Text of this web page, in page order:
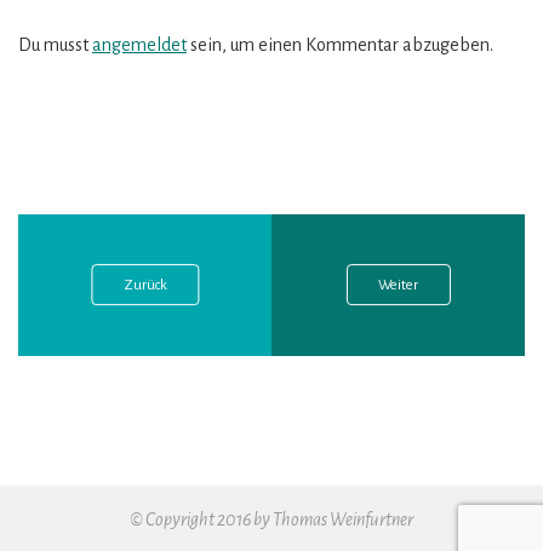
Du musstangemeldetsein, um einen Kommentar abzugeben.
Zurück Weiter
© Copyright 2016 by Thomas Weinfurtner